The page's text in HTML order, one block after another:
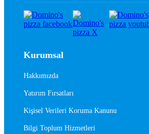
Kurumsal
Hakkımızda
Yatırım Fırsatları
Kişisel Verileri Koruma Kanunu
Bilgi Toplum Hizmetleri